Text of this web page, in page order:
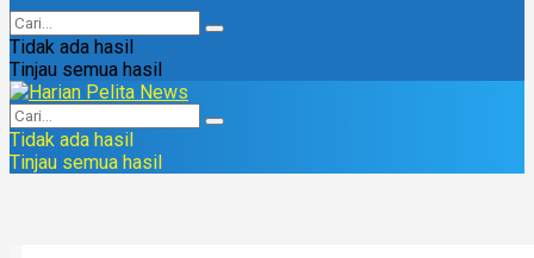
Tidak ada hasil
Tinjau semua hasil
Tidak ada hasil
Tinjau semua hasil